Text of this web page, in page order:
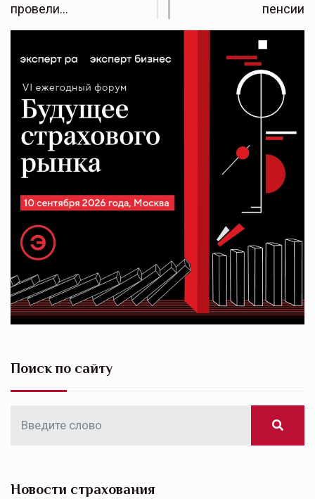
провели…
пенсии
Поиск по сайту
Новости страхования